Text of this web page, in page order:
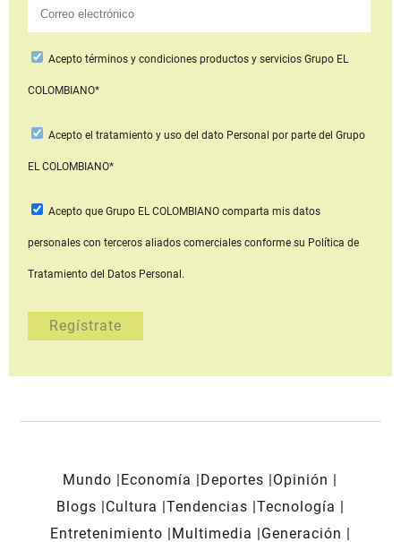
Aceptotérminos y condiciones productos y serviciosGrupo EL
COLOMBIANO*
Acepto el tratamiento y uso del dato Personal por parte del Grupo
EL COLOMBIANO*
Acepto que Grupo EL COLOMBIANOcomparta mis datos
personales con terceros aliados comerciales conforme su Política de
Tratamiento del Datos Personal.
Mundo Economía Deportes
Opinión
Blogs
Cultura Tendencias Tecnología
Entretenimiento
Multimedia
Generación